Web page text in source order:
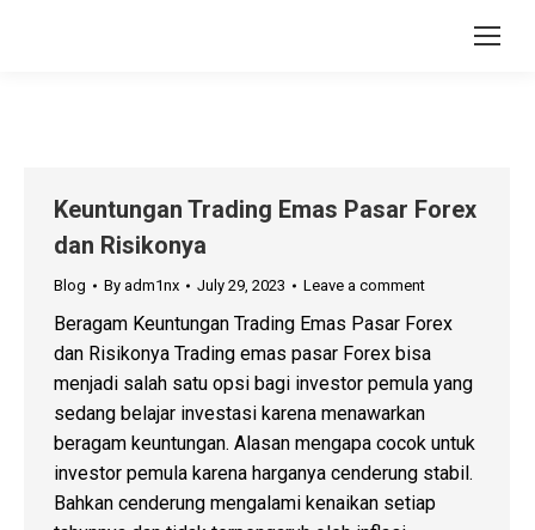
Keuntungan Trading Emas Pasar Forex
dan Risikonya
Blog By adm1nx July 29, 2023 Leave a comment
Beragam Keuntungan Trading Emas Pasar Forex
dan Risikonya Trading emas pasar Forex bisa
menjadi salah satu opsi bagi investor pemula yang
sedang belajar investasi karena menawarkan
beragam keuntungan. Alasan mengapa cocok untuk
investor pemula karena harganya cenderung stabil.
Bahkan cenderung mengalami kenaikan setiap